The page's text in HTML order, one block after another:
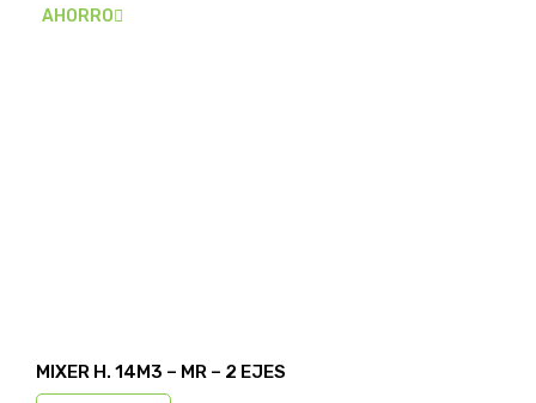
AHORRO
MIXER H. 14M3 – MR – 2 EJES